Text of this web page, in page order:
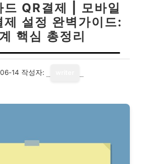
드 QR결제 | 모바일
제 설정 완벽가이드:
핵심 총정리
14 작성자: